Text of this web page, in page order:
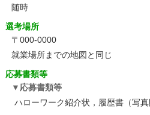
随時
選考場所
〒000-0000
就業場所までの地図と同じ
応募書類等
応募書類等
ハローワーク紹介状，履歴書（写